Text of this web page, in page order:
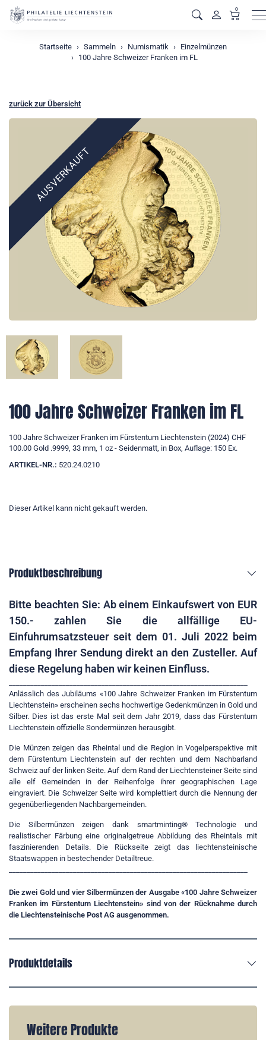
0
Startseite Sammeln Numismatik
Einzelmünzen
100 Jahre Schweizer Franken im FL
zurück zur Übersicht
AUSVERKAUFT
100 Jahre Schweizer Franken im FL
100 Jahre Schweizer Franken im Fürstentum Liechtenstein (2024) CHF
100.00 Gold .9999, 33 mm, 1 oz - Seidenmatt, in Box, Auflage: 150 Ex.
ARTIKEL-NR.: 520.24.0210
Dieser Artikel kann nicht gekauft werden.
Produktbeschreibung
Bitte beachten Sie: Ab einem Einkaufswert von EUR
150.- zahlen Sie die allfällige EU-
Einfuhrumsatzsteuer seit dem 01. Juli 2022 beim
Empfang Ihrer Sendung direkt an den Zusteller. Auf
diese Regelung haben wir keinen Einfluss.
Anlässlich des Jubiläums «100 Jahre Schweizer Franken im Fürstentum
Liechtenstein» erscheinen sechs hochwertige Gedenkmünzen in Gold und
Silber. Dies ist das erste Mal seit dem Jahr 2019, dass das Fürstentum
Liechtenstein offizielle Sondermünzen herausgibt.
Die Münzen zeigen das Rheintal und die Region in Vogelperspektive mit
dem Fürstentum Liechtenstein auf der rechten und dem Nachbarland
Schweiz auf der linken Seite. Auf dem Rand der Liechtensteiner Seite sind
alle elf Gemeinden in der Reihenfolge ihrer geographischen Lage
eingraviert. Die Schweizer Seite wird komplettiert durch die Nennung der
gegenüberliegenden Nachbargemeinden.
Die Silbermünzen zeigen dank smartminting® Technologie und
realistischer Färbung eine originalgetreue Abbildung des Rheintals mit
faszinierenden Details. Die Rückseite zeigt das liechtensteinische
Staatswappen in bestechender Detailtreue.
Die zwei Gold und vier Silbermünzen der Ausgabe «100 Jahre Schweizer
Franken im Fürstentum Liechtenstein» sind von der Rücknahme durch
die Liechtensteinische Post AG ausgenommen.
Produktdetails
Weitere Produkte